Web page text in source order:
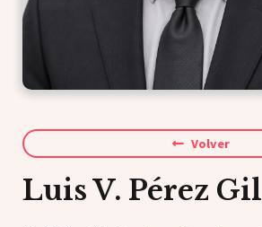
Volver
Luis V. Pérez Gil